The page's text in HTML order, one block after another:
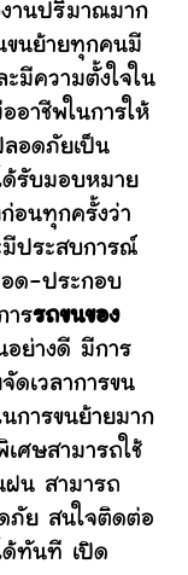
านปริมาณมาก
ขนย้ายทุกคนมี
มีความตั้งใจใน
อาชีพในการให้
ลอดภัยเป็น
รับมอบหมาย
อนทุกครั้งว่า
มีประสบการณ์
อด-ประกอบ
ารรถขนของ
อย่างดี มีการ
ดเวลาการขน
นการขนย้ายมาก
ศษสามารถใช้
น สามารถ
ภัย สนใจติดต่อ
ด้ทันที เปิด